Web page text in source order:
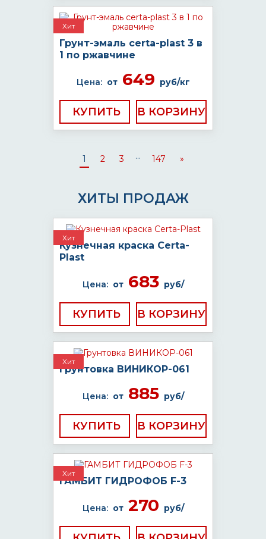
Хит
Грунт-эмаль certa-plast 3 в
1 по ржавчине
Цена: от649 руб/кг
КУПИТЬ
1 2 3 ... 147 »
ХИТЫ ПРОДАЖ
Хит
Кузнечная краска Certa-
Plast
Цена: от683 руб/
КУПИТЬ
Хит
Грунтовка ВИНИКОР-061
Цена: от885 руб/
КУПИТЬ
Хит
ГАМБИТ ГИДРОФОБ F-3
Цена: от270 руб/